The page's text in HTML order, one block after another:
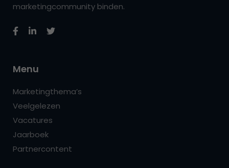
marketingcommunity binden.
Menu
Marketingthema’s
Veelgelezen
Vacatures
Jaarboek
Partnercontent